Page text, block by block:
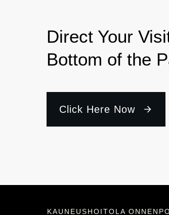
Direct Your
Bottom of the
Click Here Now
KAUNEUSHOITOLA